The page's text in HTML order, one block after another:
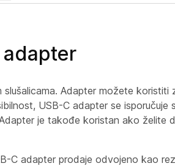
adapter
Adapter možete
USB-C adapter se
je takođe koristan ako želite
C adapter prodaje odvojeno kao